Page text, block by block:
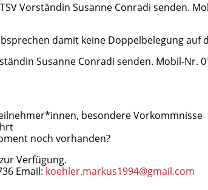
Vorständin Susanne Conradi senden.
damit keine Doppelbelegung auf
Susanne Conradi senden. Mobil-Nr.
besondere Vorkommnisse
noch vorhanden?
Verfügung.
Email: koehler.markus1994@gmail.com